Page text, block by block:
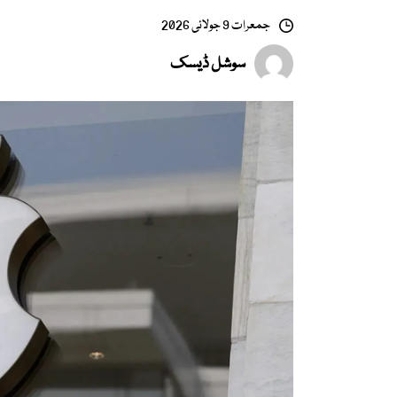
جمعرات 9 جولائی 2026
سوشل ڈیسک